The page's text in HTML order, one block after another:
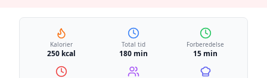
Kalorier
250 kcal
Total tid
180 min
Forberedelse
15 min